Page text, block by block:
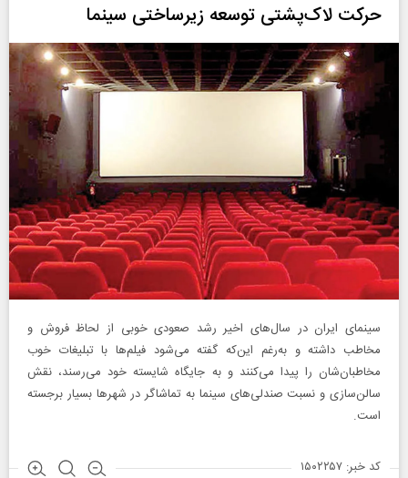
حرکت لاک‌پشتی توسعه زیرساختی سینما
سینمای ایران در سال‌های اخیر رشد صعودی خوبی از لحاظ فروش و
مخاطب داشته و به‌رغم این‌که گفته می‌شود فیلم‌ها با تبلیغات خوب
مخاطبان‌شان را پیدا می‌کنند و به جایگاه شایسته خود می‌رسند، نقش
سالن‌سازی و نسبت صندلی‌های سینما به تماشاگر در شهرها بسیار برجسته
است.
کد خبر: ۱۵۰۲۲۵۷